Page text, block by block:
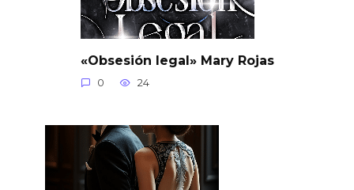
«Obsesión legal» Mary Rojas
0 24